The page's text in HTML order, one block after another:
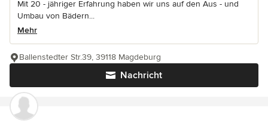
Mit 20 - jähriger Erfahrung haben wir uns auf den Aus - und
Umbau von Bädern...
Mehr
Nachricht
Ballenstedter Str.39, 39118 Magdeburg